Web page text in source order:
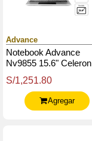
Advance
Notebook Advance
Nv9855 15.6" Celeron
Ram 256Gb Ssd
S/1,251.80
Agregar